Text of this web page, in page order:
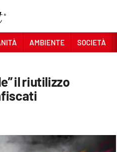
AMBIENTE SOCIETÀ
il riutilizzo